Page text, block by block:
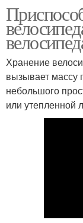
Хранение
вызывает массу
небольшого
или утепленной